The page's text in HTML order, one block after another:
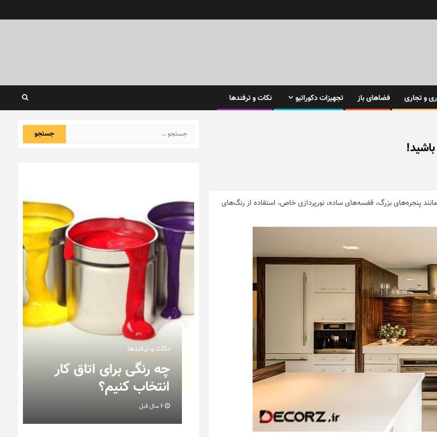
و تجاری فضاهای باز تجهیزات دکوراتیو
نکات و ترفندها
پنجره‌های بزرگ، قفسه‌های ساده، نورپردازی خاص،‌ استفاده از رنگ‌های
جستجو
برای:
و
نکات و ترفندها
چه رنگی برای اتاق کار
انتخاب کنیم؟
نکات و ترفندها
نکاتی که باید به هنگام
چیدمان خانه عروس بدانیم
+ تصویر